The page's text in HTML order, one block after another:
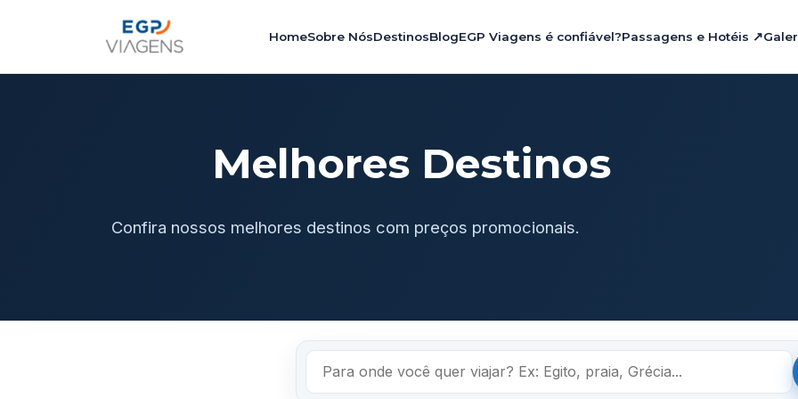
HomeSobre NósDestinosBlogEGP Viagens é confiável?Passagens e Hotéis ↗
Melhores Destinos
Confira nossos melhores destinos com preços promocionais.